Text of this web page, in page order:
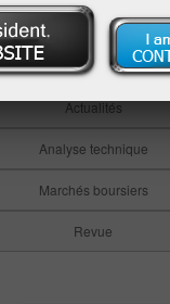
Back to analysis
Actualités
Analyse technique
Marchés boursiers
Revue